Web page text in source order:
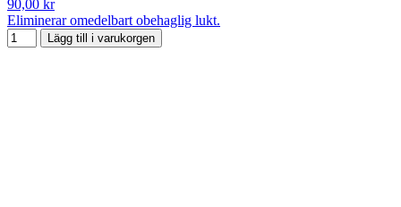
90,00 kr
Eliminerar omedelbart obehaglig lukt.
Lägg till i varukorgen